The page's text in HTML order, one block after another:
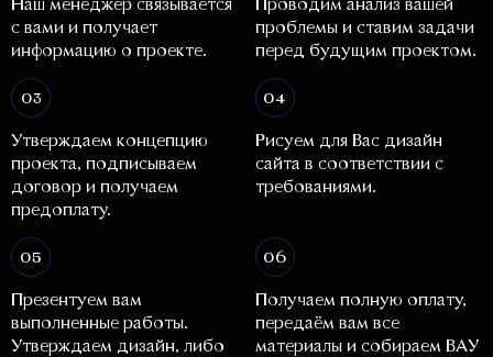
с вами и получает
информацию о проекте.
проблемы и ставим задачи
перед будущим проектом.
03
Утверждаем концепцию
проекта, подписываем
договор и получаем
предоплату.
04
Рисуем для Вас дизайн
сайта в соответствии с
требованиями.
05
Презентуем вам
выполненные работы.
Утверждаем дизайн, либо
06
Получаем полную оплату,
передаём вам все
материалы и собираем ВАУ